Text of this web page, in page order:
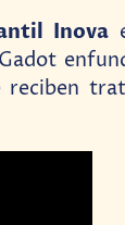
Inova
reciben